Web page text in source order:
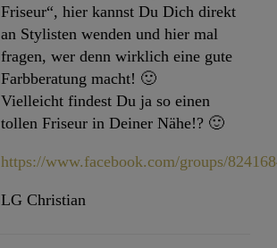
Friseur“, hier kannst Du Dich direkt
an Stylisten wenden und hier mal
fragen, wer denn wirklich eine gute
Farbberatung macht! 🙂
Vielleicht findest Du ja so einen
tollen Friseur in Deiner Nähe!? 🙂
https://www.facebook.com/groups/
LG Christian